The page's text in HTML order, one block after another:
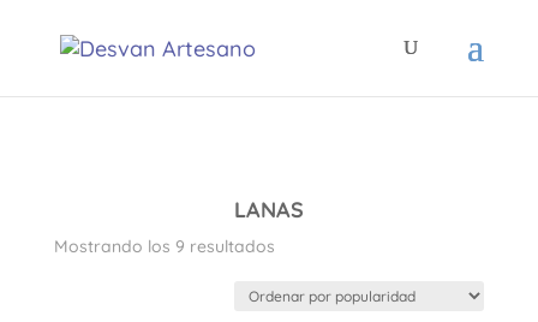
LANAS
Mostrando los 9 resultadosOrdenado